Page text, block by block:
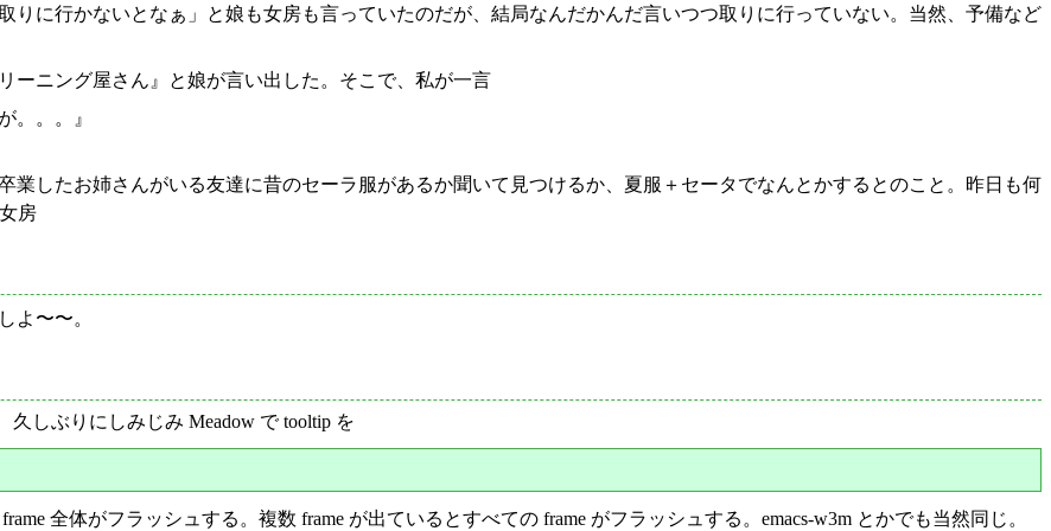
りに行かないとなぁ」と娘も女房も言っていたのだが、結局なんだかんだ言いつつ取りに行っていない。当然、予備など
ーニング屋さん』と娘が言い出した。そこで、私が一言
。。。』
業したお姉さんがいる友達に昔のセーラ服があるか聞いて見つけるか、夏服＋セータでなんとかするとのこと。昨日も何
房
よ〜〜。
久しぶりにしみじみ Meadow で tooltip を
全体がフラッシュする。複数 frame が出ているとすべての frame がフラッシュする。emacs-w3m とかでも当然同じ。